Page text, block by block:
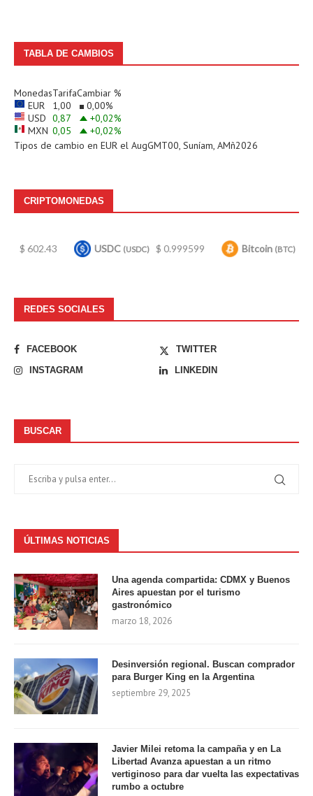
TABLA DE CAMBIOS
MonedasTarifaCambiar %
EUR
1,00 0,00%
USD 0,87 +0,02%
MXN 0,05 +0,02%
Tipos de cambio en EUR el AugGMT00, Suníam, AMñ2026
CRIPTOMONEDAS
USDC(USDC) $ 0.999599 Bitcoin(BTC) $ 64,796.00
REDES SOCIALES
FACEBOOK
TWITTER
INSTAGRAM
LINKEDIN
BUSCAR
ÚLTIMAS NOTICIAS
Una agenda compartida: CDMX y Buenos
Aires apuestan por el turismo
gastronómico
marzo 18, 2026
Desinversión regional. Buscan comprador
para Burger King en la Argentina
septiembre 29, 2025
Javier Milei retoma la campaña y en La
Libertad Avanza apuestan a un ritmo
vertiginoso para dar vuelta las expectativas
rumbo a octubre